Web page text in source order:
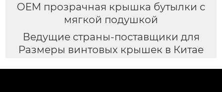
OEM прозрачная крышка бутылки с
мягкой подушкой
Ведущие страны-поставщики для
Размеры винтовых крышек в Китае